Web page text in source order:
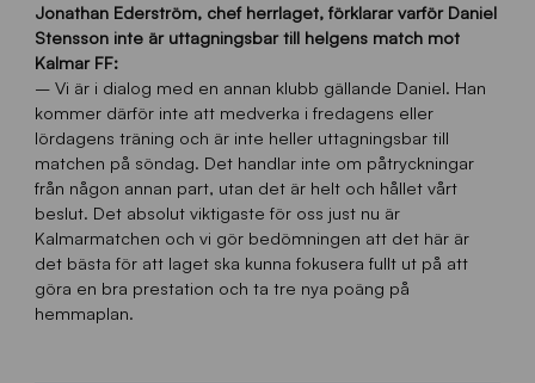
Jonathan Ederström, chef herrlaget, förklarar varför Daniel
Stensson inte är uttagningsbar till helgens match mot
Kalmar FF:
– Vi är i dialog med en annan klubb gällande Daniel. Han
kommer därför inte att medverka i fredagens eller
lördagens träning och är inte heller uttagningsbar till
matchen på söndag. Det handlar inte om påtryckningar
från någon annan part, utan det är helt och hållet vårt
beslut. Det absolut viktigaste för oss just nu är
Kalmarmatchen och vi gör bedömningen att det här är
det bästa för att laget ska kunna fokusera fullt ut på att
göra en bra prestation och ta tre nya poäng på
hemmaplan.